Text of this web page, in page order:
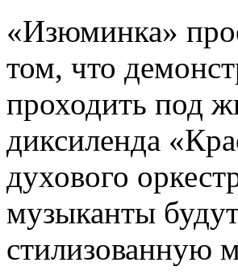
«Изюминка»
том, что
проходить под
диксиленда
духового
музыканты
стилизованную